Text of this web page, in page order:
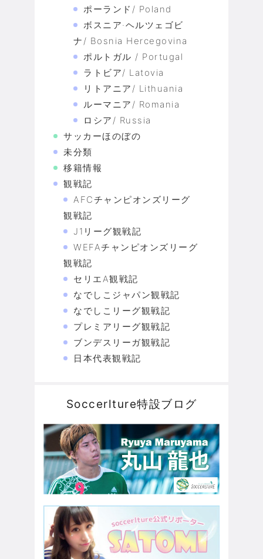
ポーランド/ Poland
ボスニア·ヘルツェゴビ
ナ/ Bosnia Hercegovina
ポルトガル / Portugal
ラトビア/ Latovia
リトアニア/ Lithuania
ルーマニア/ Romania
ロシア/ Russia
サッカーほのぼの
未分類
移籍情報
観戦記
AFCチャンピオンズリーグ
観戦記
J1リーグ観戦記
WEFAチャンピオンズリーグ
観戦記
セリエA観戦記
なでしこジャパン観戦記
なでしこリーグ観戦記
プレミアリーグ観戦記
ブンデスリーガ観戦記
日本代表観戦記
Soccerlture特設ブログ